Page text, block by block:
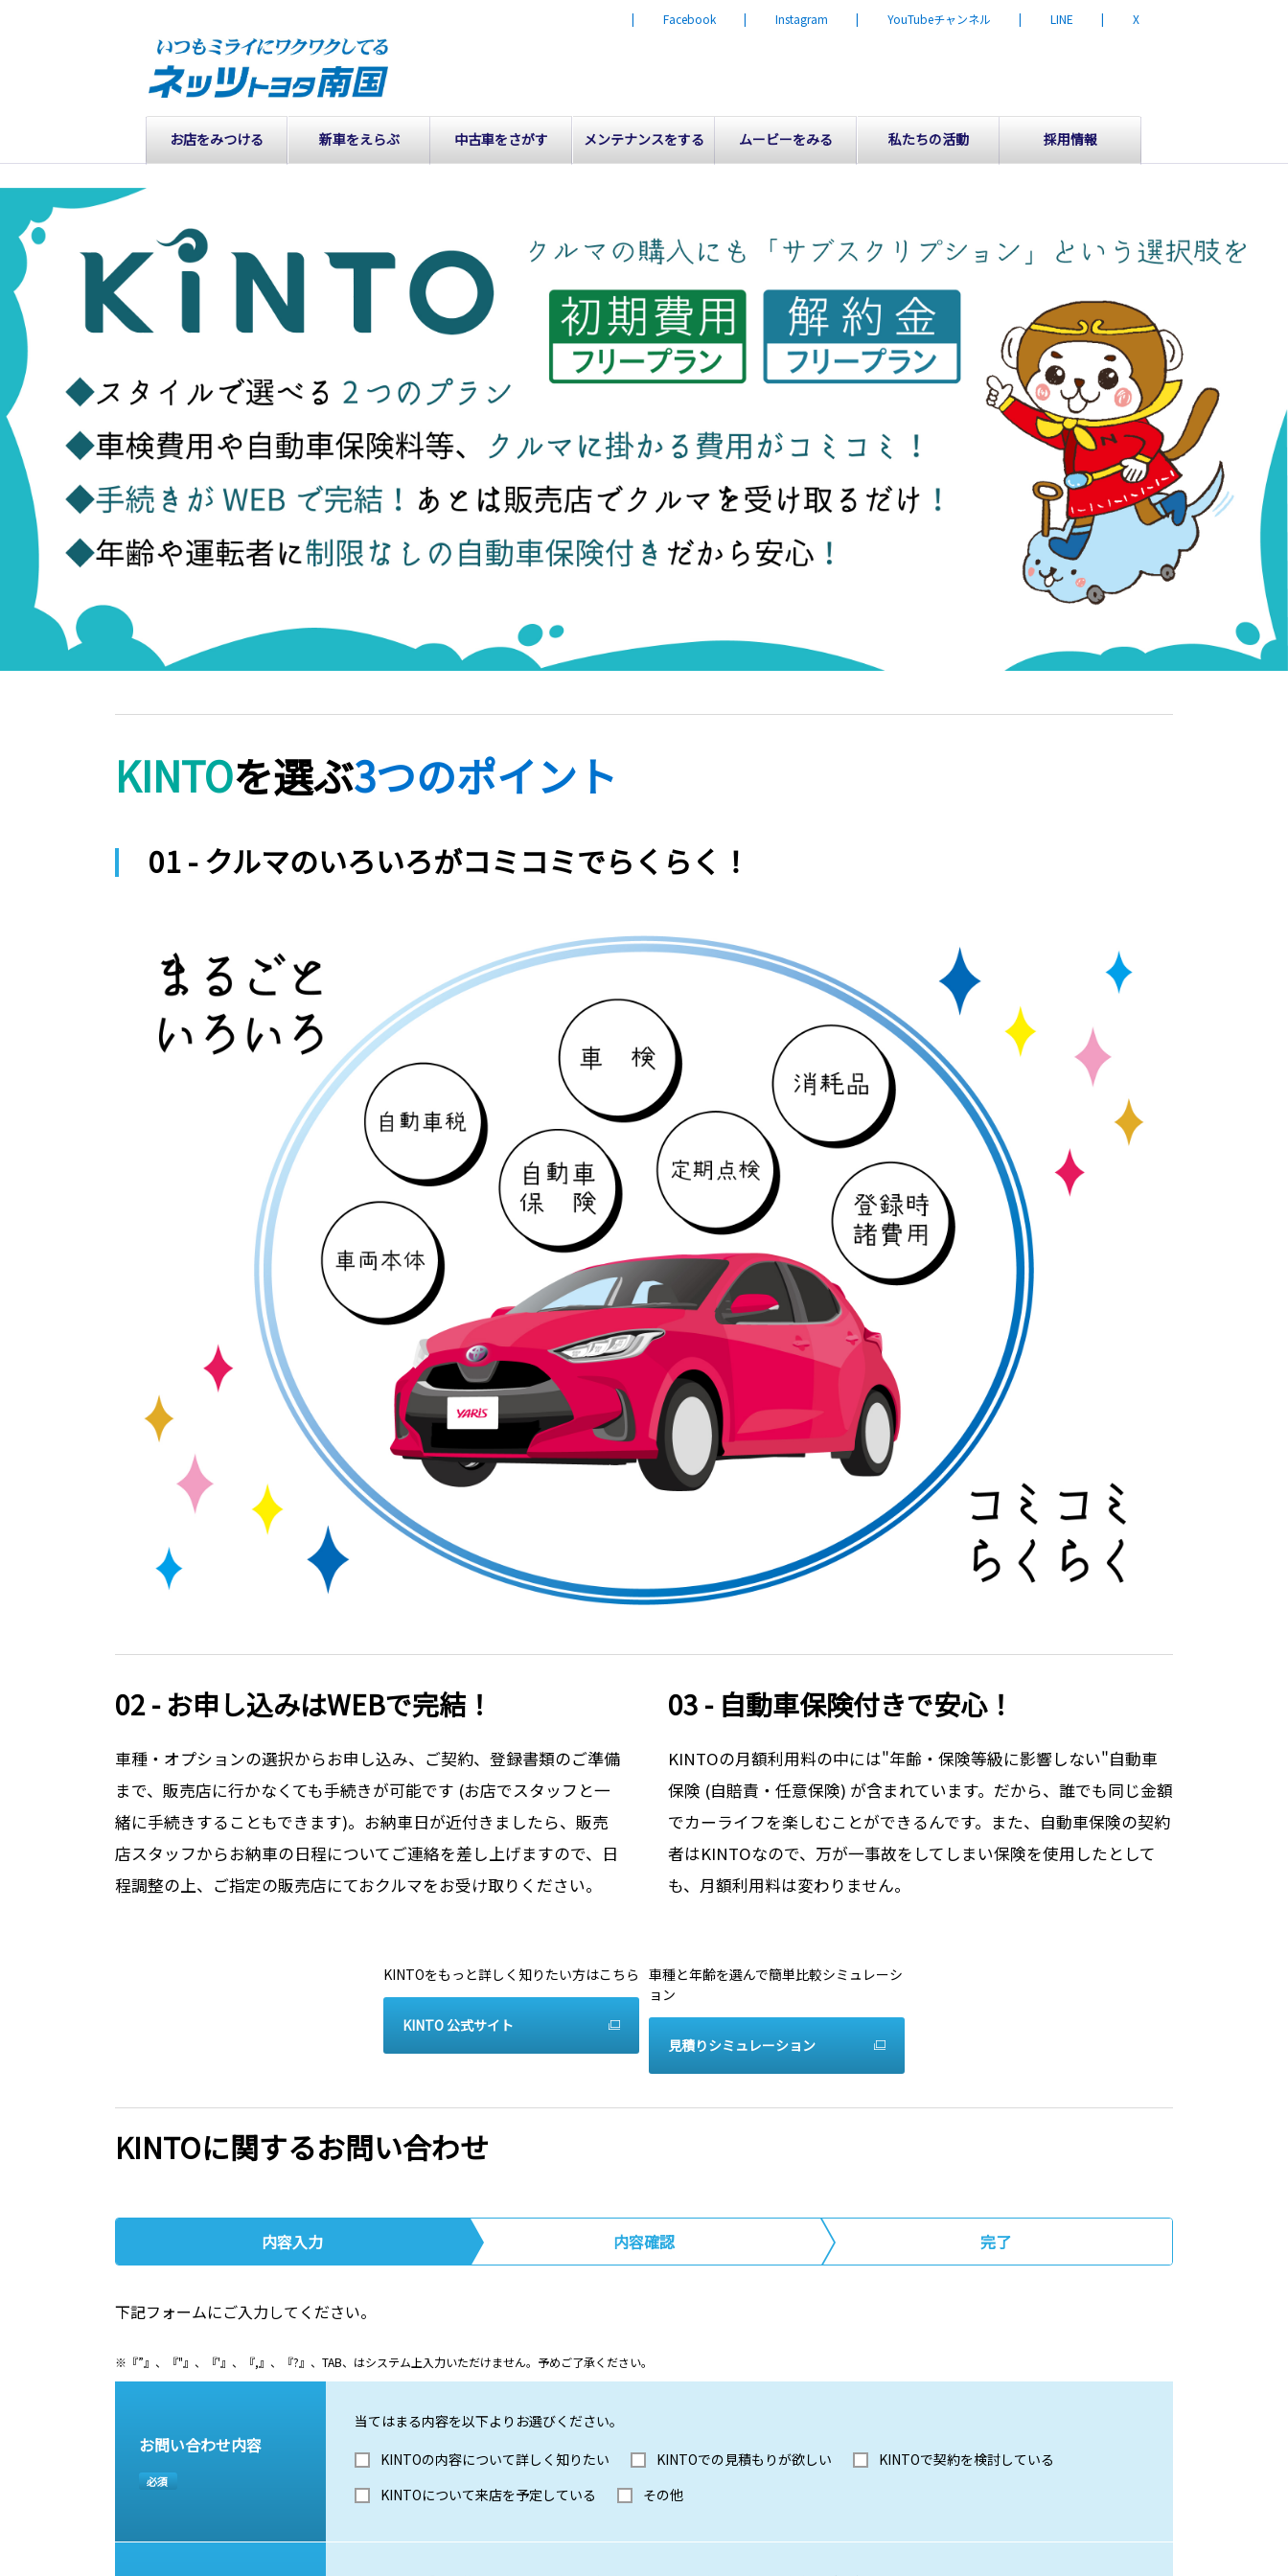
お店をみつける 新車をえらぶ 中古車をさがす メンテナンスをする ムービーをみる 私たちの活動 採用情報
| Facebook | Instagram | YouTubeチャンネル | LINE | X
KINTOを選ぶ3つのポイント
01 - クルマのいろいろがコミコミでらくらく！
02 - お申し込みはWEBで完結！
車種・オプションの選択からお申し込み、ご契約、登録書類のご準備
まで、販売店に行かなくても手続きが可能です (お店でスタッフと一
緒に手続きすることもできます)。お納車日が近付きましたら、販売
店スタッフからお納車の日程についてご連絡を差し上げますので、日
程調整の上、ご指定の販売店にておクルマをお受け取りください。
03 - 自動車保険付きで安心！
KINTOの月額利用料の中には"年齢・保険等級に影響しない"自動車
保険 (自賠責・任意保険) が含まれています。だから、誰でも同じ金額
でカーライフを楽しむことができるんです。また、自動車保険の契約
者はKINTOなので、万が一事故をしてしまい保険を使用したとして
も、月額利用料は変わりません。
KINTOをもっと詳しく知りたい方はこちら
KINTO 公式サイト
車種と年齢を選んで簡単比較シミュレーシ
ョン
見積りシミュレーション
KINTOに関するお問い合わせ
内容入力 内容確認 完了
下記フォームにご入力してください。
※『”』、『"』、『'』、『,』、『?』、TAB、はシステム上入力いただけません。予めご了承ください。
お問い合わせ内容
必須
当てはまる内容を以下よりお選びください。
KINTOの内容について詳しく知りたい
KINTOでの見積もりが欲しい
KINTOで契約を検討している
KINTOについて来店を予定している
その他